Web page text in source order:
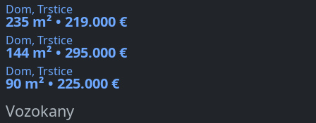
Dom, Trstice
235 m² • 219.000 €
Dom, Trstice
144 m² • 295.000 €
Dom, Trstice
90 m² • 225.000 €
Vozokany